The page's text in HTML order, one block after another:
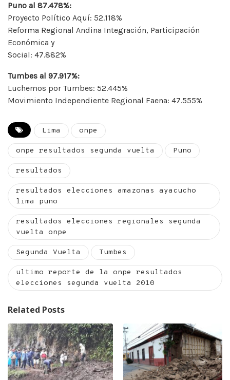
Puno al 87.478%:
Proyecto Político Aquí: 52.118%
Reforma Regional Andina Integración, Participación
Económica y
Social: 47.882%
Tumbes al 97.917%:
Luchemos por Tumbes: 52.445%
Movimiento Independiente Regional Faena: 47.555%
Lima onpe
onpe resultados segunda vuelta Puno
resultados
resultados elecciones amazonas ayacucho
lima puno
resultados elecciones regionales segunda
vuelta onpe
Segunda Vuelta Tumbes
ultimo reporte de la onpe resultados
elecciones segunda vuelta 2010
Related Posts